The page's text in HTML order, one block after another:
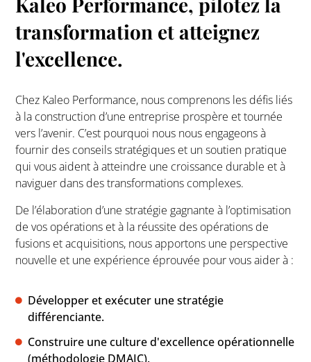
transformation et atteignez
l'excellence.
Chez Kaleo Performance, nous comprenons les défis liés
à la construction d’une entreprise prospère et tournée
vers l’avenir. C’est pourquoi nous nous engageons à
fournir des conseils stratégiques et un soutien pratique
qui vous aident à atteindre une croissance durable et à
naviguer dans des transformations complexes.
De l’élaboration d’une stratégie gagnante à l’optimisation
de vos opérations et à la réussite des opérations de
fusions et acquisitions, nous apportons une perspective
nouvelle et une expérience éprouvée pour vous aider à :
Développer et exécuter une stratégie
différenciante.
Construire une culture d'excellence opérationnelle
(méthodologie DMAIC).